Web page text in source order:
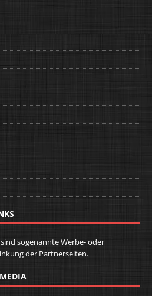
sogenannte Werbe- oder
der Partnerseiten.